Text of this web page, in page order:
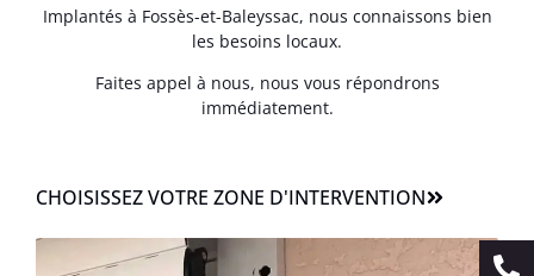
Implantés à Fossès-et-Baleyssac, nous connaissons bien
les besoins locaux.
Faites appel à nous, nous vous répondrons
immédiatement.
CHOISISSEZ VOTRE ZONE D'INTERVENTION